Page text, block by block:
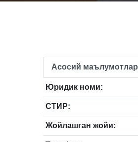
Асосий маълумотлар
Юридик номи:
СТИР:
Жойлашган жойи: